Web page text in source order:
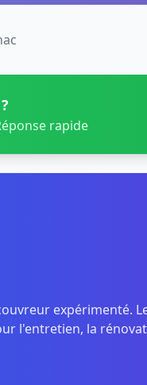
rapide
expérimenté.
l'entretien, la